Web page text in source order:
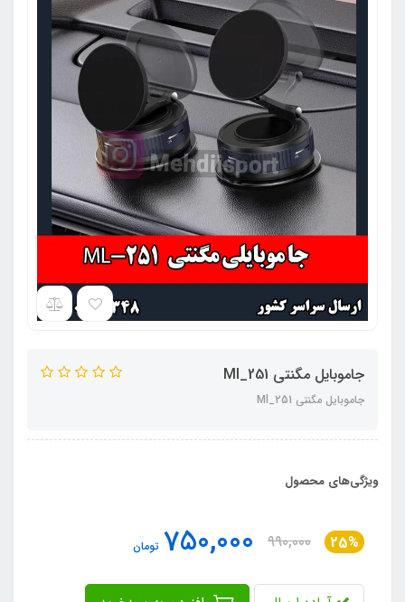
جاموبایل مگنتی Ml_251
جاموبایل مگنتی Ml_251
ویژگی‌های محصول
25%
990,000
750,000 تومان